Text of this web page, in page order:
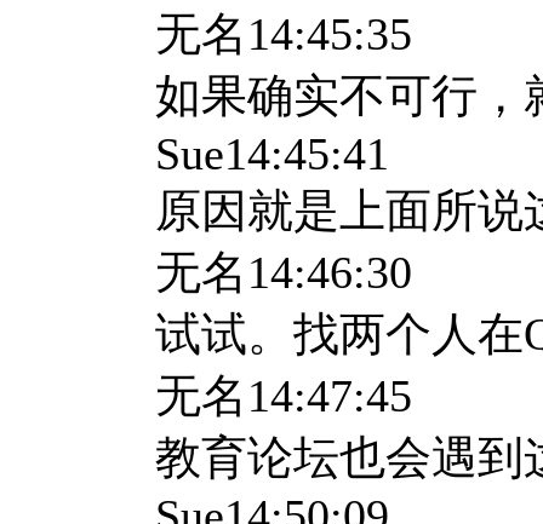
无名 14:45:35
如果确实不可行，
Sue14:45:41
原因就是上面所说
无名 14:46:30
试试。找两个人在
无名 14:47:45
教育论坛也会遇到